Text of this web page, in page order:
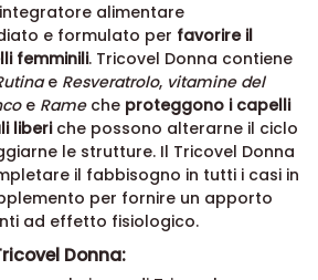
alimentare
e formulato per favorire il
femminili. Tricovel Donna contiene
e Resveratrolo, vitamine del
e Rameche proteggono i capelli
liberiche possono alterarne il ciclo
le strutture. Il Tricovel Donna
il fabbisogno in tutti i casi in
per fornire un apporto
ad effetto fisiologico.
Donna: